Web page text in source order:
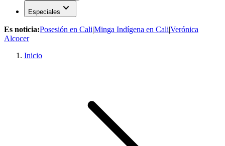
Especiales expand_more
Es noticia:Posesión en Cali|Minga Indígena en Cali|Verónica
Alcocer
Inicio